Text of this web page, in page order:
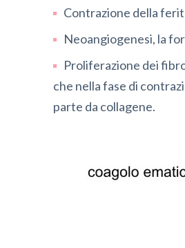
Contrazione della
Neoangiogenesi, la
Proliferazione dei
che nella fase di
parte da collagene.